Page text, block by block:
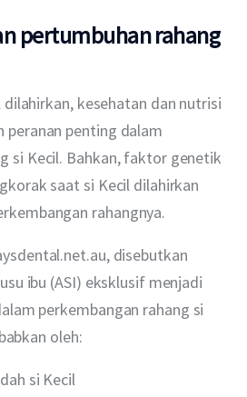
pertumbuhan rahang
dilahirkan, kesehatan dan nutrisi
peranan penting dalam
si Kecil. Bahkan, faktor genetik
saat si Kecil dilahirkan
rahangnya.
disebutkan
ibu (ASI) eksklusif menjadi
perkembangan rahang si
oleh:
si Kecil